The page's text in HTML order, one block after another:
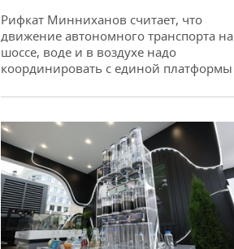
Рифкат Минниханов считает, что
движение автономного транспорта на
шоссе, воде и в воздухе надо
координировать с единой платформы